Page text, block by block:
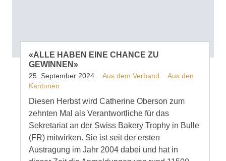
«ALLE HABEN EINE CHANCE ZU
GEWINNEN»
25. September 2024 Aus dem Verband
Aus den
Kantonen
Diesen Herbst wird Catherine Oberson zum
zehnten Mal als Verantwortliche für das
Sekretariat an der Swiss Bakery Trophy in Bulle
(FR) mitwirken. Sie ist seit der ersten
Austragung im Jahr 2004 dabei und hat in